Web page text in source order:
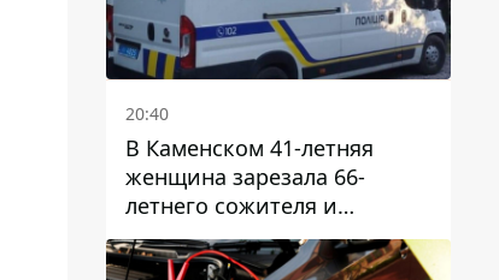
20:40
В Каменском 41-летняя
женщина зарезала 66-
летнего сожителя и
пыталась обмануть
полицейских